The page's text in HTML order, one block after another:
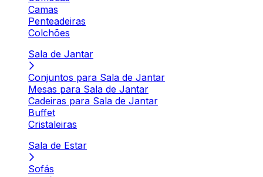
Camas
Penteadeiras
Colchões
Sala de Jantar
Conjuntos para Sala de Jantar
Mesas para Sala de Jantar
Cadeiras para Sala de Jantar
Buffet
Cristaleiras
Sala de Estar
Sofás